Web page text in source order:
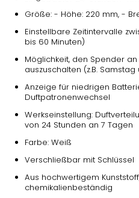
Größe: - Höhe: 220 mm, -
Einstellbare Zeitintervalle
bis 60 Minuten)
Möglichkeit, den Spender
auszuschalten (z.B.
Anzeige für niedrigen
Duftpatronenwechsel
Werkseinstellung:
von 24 Stunden an 7 Tagen
Farbe: Weiß
Verschließbar mit Schlüssel
Aus hochwertigem
chemikalienbeständig